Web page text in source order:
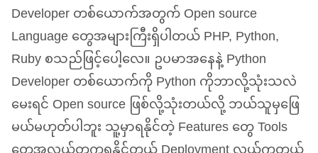
Developer တစ်ယောက်အတွက် Open source
Language တွေအများကြီးရှိပါတယ်PHP, Python,
Ruby စသည်ဖြင့်ပေါ့လေ။ ဥပမာအနေနဲ့ Python
Developer တစ်ယောက်ကို Python ကိုဘာလို့သုံးသလဲ
မေးရင် Open source ဖြစ်လို့သုံးတယ်လို့ ဘယ်သူမှဖြေ
မယ်မဟုတ်ပါဘူး သူ့မှာရနိုင်တဲ့ Features တွေ Tools